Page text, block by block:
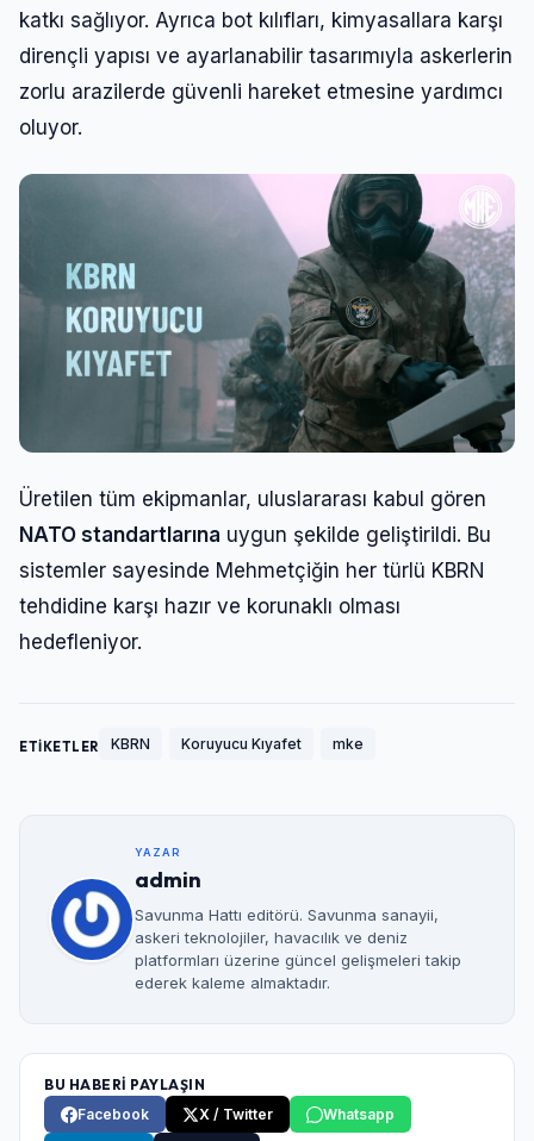
katkı sağlıyor. Ayrıca bot kılıfları, kimyasallara karşı
dirençli yapısı ve ayarlanabilir tasarımıyla askerlerin
zorlu arazilerde güvenli hareket etmesine yardımcı
oluyor.
Üretilen tüm ekipmanlar, uluslararası kabul gören
NATO standartlarına uygun şekilde geliştirildi. Bu
sistemler sayesinde Mehmetçiğin her türlü KBRN
tehdidine karşı hazır ve korunaklı olması
hedefleniyor.
ETİKETLER KBRN Koruyucu Kıyafet mke
YAZAR
admin
Savunma Hattı editörü. Savunma sanayii,
askeri teknolojiler, havacılık ve deniz
platformları üzerine güncel gelişmeleri takip
ederek kaleme almaktadır.
BU HABERİ PAYLAŞIN
Facebook
X / Twitter Whatsapp
Giriş Yap
Kullanıcı Adı veya E-posta